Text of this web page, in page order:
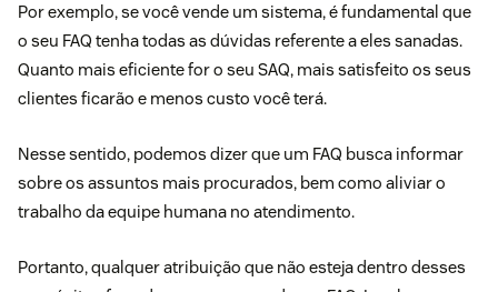
Por exemplo, se você vende um sistema, é fundamental que
o seu FAQ tenha todas as dúvidas referente a eles sanadas.
Quanto mais eficiente for o seu SAQ, mais satisfeito os seus
clientes ficarão e menos custo você terá.
Nesse sentido, podemos dizer que um FAQ busca informar
sobre os assuntos mais procurados, bem como aliviar o
trabalho da equipe humana no atendimento.
Portanto, qualquer atribuição que não esteja dentro desses